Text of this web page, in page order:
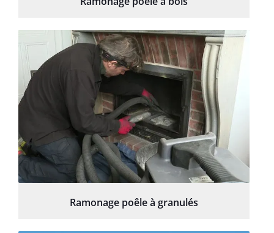
Ramonage poêle à granulés